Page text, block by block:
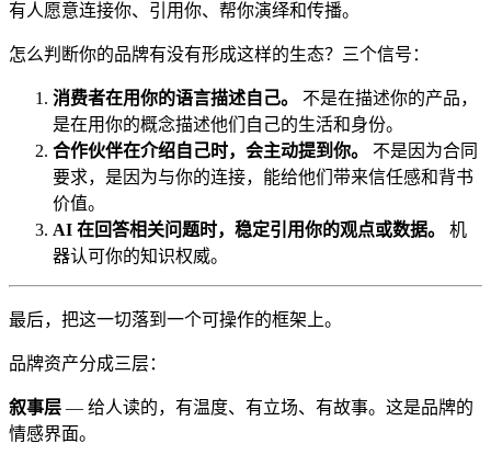
有人愿意连接你、引用你、帮你演绎和传播。
怎么判断你的品牌有没有形成这样的生态？三个信号：
消费者在用你的语言描述自己。
不是在描述你的产品，
是在用你的概念描述他们自己的生活和身份。
合作伙伴在介绍自己时，会主动提到你。
不是因为合同
要求，是因为与你的连接，能给他们带来信任感和背书
价值。
AI 在回答相关问题时，稳定引用你的观点或数据。
机
器认可你的知识权威。
最后，把这一切落到一个可操作的框架上。
品牌资产分成三层：
叙事层 — 给人读的，有温度、有立场、有故事。这是品牌的
情感界面。